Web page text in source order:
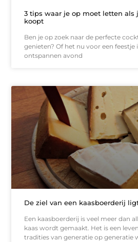
3 tips waar je op moet letten als
koopt
Ben je op zoek naar de perfecte
genieten? Of het nu voor een feestje
ontspannen avond
De ziel van een kaasboerderij
Een kaasboerderij is veel meer dan
kaas wordt gemaakt. Het is een
tradities van generatie op generatie